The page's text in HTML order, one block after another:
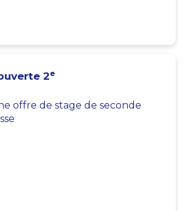
2e
offre de stage de seconde